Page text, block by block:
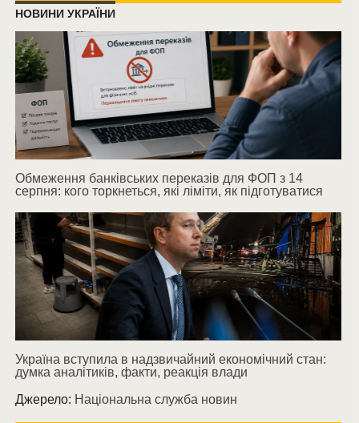
НОВИНИ УКРАЇНИ
Обмеження банківських переказів для ФОП з 14
серпня: кого торкнеться, які ліміти, як підготуватися
Україна вступила в надзвичайний економічний стан:
думка аналітиків, факти, реакція влади
Джерело: Національна служба новин